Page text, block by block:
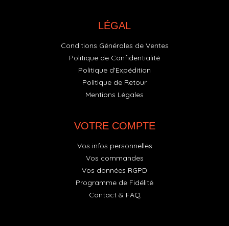
LÉGAL
Conditions Générales de Ventes
Politique de Confidentialité
Politique d'Expédition
Politique de Retour
Mentions Légales
VOTRE COMPTE
Vos infos personnelles
Vos commandes
Vos données RGPD
Programme de Fidélité
Contact & FAQ